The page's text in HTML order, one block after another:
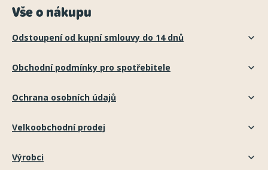
Vše o nákupu
Odstoupení od kupní smlouvy do 14 dnů
Obchodní podmínky pro spotřebitele
Ochrana osobních údajů
Velkoobchodní prodej
Výrobci